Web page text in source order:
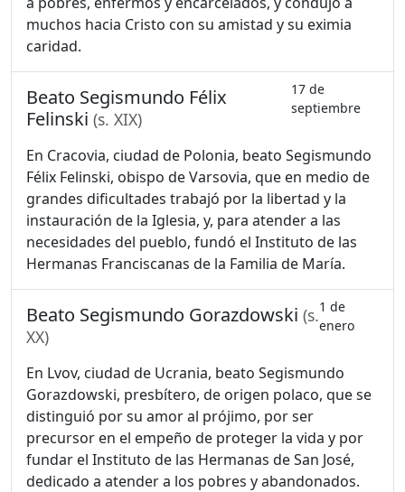
muchos hacia Cristo con su amistad y su eximia
caridad.
Beato Segismundo Félix
Felinski (s. XIX)
17 de
septiembre
En Cracovia, ciudad de Polonia, beato Segismundo
Félix Felinski, obispo de Varsovia, que en medio de
grandes dificultades trabajó por la libertad y la
instauración de la Iglesia, y, para atender a las
necesidades del pueblo, fundó el Instituto de las
Hermanas Franciscanas de la Familia de María.
Beato Segismundo Gorazdowski (s.
XX)
1 de
enero
En Lvov, ciudad de Ucrania, beato Segismundo
Gorazdowski, presbítero, de origen polaco, que se
distinguió por su amor al prójimo, por ser
precursor en el empeño de proteger la vida y por
fundar el Instituto de las Hermanas de San José,
dedicado a atender a los pobres y abandonados.